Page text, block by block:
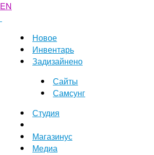
EN
Новое
Инвентарь
Задизайнено
Сайты
Самсунг
Студия
Магазинус
Медиа